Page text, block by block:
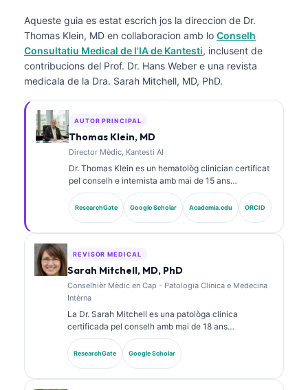
Aqueste guia es estat escrich jos la direccion de Dr.
Thomas Klein, MD en collaboracion amb lo Conselh
Consultatiu Medical de l'IA de Kantesti, inclusent de
contribucions del Prof. Dr. Hans Weber e una revista
medicala de la Dra. Sarah Mitchell, MD, PhD.
AUTOR PRINCIPAL
Thomas Klein, MD
Director Mèdic, Kantesti AI
Dr. Thomas Klein es un hematològ clinician certificat
pel conselh e internista amb mai de 15 ans
d’experiéncia en medicina de laboratòri e analisi
clinica assistida per IA. Com a Chief Medical Officer a
Kantesti AI, assegura la supervison clinica de
biomarcadors e los diagnostics de laboratòri.
ResearchGate Google Scholar Academia.edu ORCID
REVISOR MEDICAL
Sarah Mitchell, MD, PhD
Conselhièr Mèdic en Cap - Patologia Clinica e Medecina
Intèrna
La Dr. Sarah Mitchell es una patològa clinica
certificada pel conselh amb mai de 18 ans
d’experiéncia en medicina de laboratòri e analisi
diagnostica. Tèn de certificacions d’especialitat en
quimia clinica e a publicat fòrça sus de panèls de
ResearchGate Google Scholar